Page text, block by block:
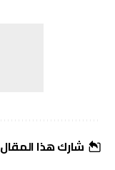
شارك هذا المقال